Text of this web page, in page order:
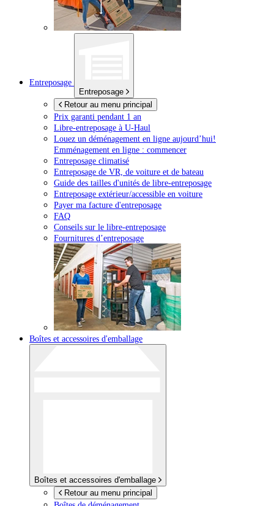
Entreposage
Entreposage
Retour au menu principal
Prix garanti pendant 1 an
Libre-entreposage à U-Haul
Louez un déménagement en ligne aujourd’hui!
Emménagement en ligne : commencer
Entreposage climatisé
Entreposage de VR, de voiture et de bateau
Guide des tailles d'unités de libre-entreposage
Entreposage extérieur/accessible en voiture
Payer ma facture d'entreposage
FAQ
Conseils sur le libre-entreposage
Fournitures d’entreposage
Boîtes et accessoires d'emballage
Boîtes et accessoires d'emballage
Retour au menu principal